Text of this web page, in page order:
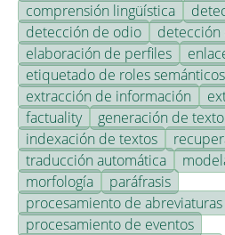
comprensión lingüística
detección de odio
detección
elaboración de perfiles
etiquetado de roles semánticos
extracción de información
factuality
generación de texto
indexación de textos
traducción automática
morfología
paráfrasis
procesamiento de abreviaturas
procesamiento de eventos